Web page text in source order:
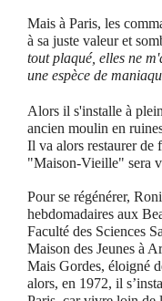
Mais à Paris, les
à sa juste valeur et
tout plaqué, elles ne
une espèce de
Alors il s'installe à
ancien moulin en
Il va alors restaurer de
"Maison-Vieille" sera
Pour se régénérer,
hebdomadaires aux
Faculté des Sciences
Maison des Jeunes à
Mais Gordes, éloigné
alors, en 1972, il